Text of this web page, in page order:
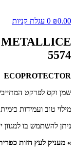
₪0.00
0 עגלת קניות
5574
ECOPROTECTOR
שמן וקס לפרקט
מילוי טוב ועמידות
ניתן להשתמש בו למגוון
» מעניק לעץ חזות